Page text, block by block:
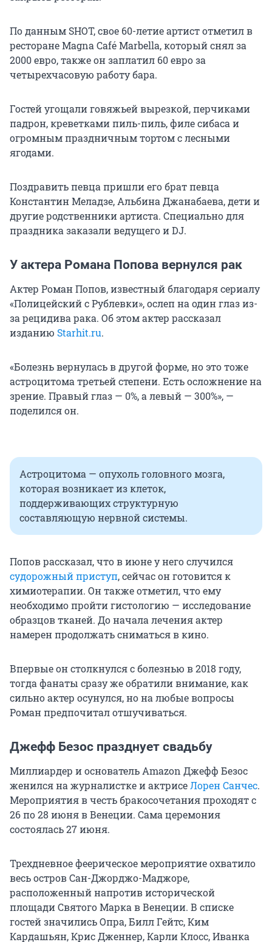
По данным SHOT, свое 60-летие артист отметил в
ресторане Magna Café Marbella, который снял за
2000 евро, также он заплатил 60 евро за
четырехчасовую работу бара.
Гостей угощали говяжьей вырезкой, перчиками
падрон, креветками пиль-пиль, филе сибаса и
огромным праздничным тортом с лесными
ягодами.
Поздравить певца пришли его брат певца
Константин Меладзе, Альбина Джанабаева, дети и
другие родственники артиста. Специально для
праздника заказали ведущего и DJ.
У актера Романа Попова вернулся рак
Актер Роман Попов, известный благодаря сериалу
«Полицейский с Рублевки», ослеп на один глаз из-
за рецидива рака. Об этом актер рассказал
изданию Starhit.ru.
«Болезнь вернулась в другой форме, но это тоже
астроцитома третьей степени. Есть осложнение на
зрение. Правый глаз — 0%, а левый — 300%», —
поделился он.
Астроцитома — опухоль головного мозга,
которая возникает из клеток,
поддерживающих структурную
составляющую нервной системы.
Попов рассказал, что в июне у него случился
судорожный приступ, сейчас он готовится к
химиотерапии. Он также отметил, что ему
необходимо пройти гистологию — исследование
образцов тканей. До начала лечения актер
намерен продолжать сниматься в кино.
Впервые он столкнулся с болезнью в 2018 году,
тогда фанаты сразу же обратили внимание, как
сильно актер осунулся, но на любые вопросы
Роман предпочитал отшучиваться.
Джефф Безос празднует свадьбу
Миллиардер и основатель Amazon Джефф Безос
женился на журналистке и актрисеЛорен Санчес.
Мероприятия в честь бракосочетания проходят с
26 по 28 июня в Венеции. Сама церемония
состоялась 27 июня.
Трехдневное феерическое мероприятие охватило
весь остров Сан-Джорджо-Маджоре,
расположенный напротив исторической
площади Святого Марка в Венеции. В списке
гостей значились Опра, Билл Гейтс, Ким
Кардашьян, Крис Дженнер, Карли Клосс, Иванка